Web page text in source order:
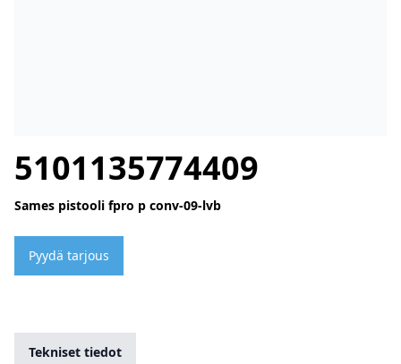
5101135774409
Sames pistooli fpro p conv-09-lvb
Pyydä tarjous
Tekniset tiedot